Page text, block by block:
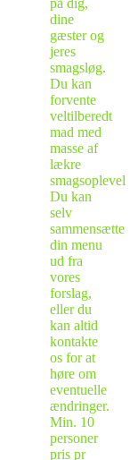
dine
gæster og
jeres
smagsløg.
Du kan
forvente
veltilberedt
mad med
masse af
lækre
smagsoplevelser.
Du kan
selv
sammensætte
din menu
ud fra
vores
forslag,
eller du
kan altid
kontakte
os for at
høre om
eventuelle
ændringer.
Min. 10
personer
pris pr